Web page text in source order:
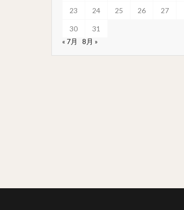
23 24 25 26 27
30
31
« 7月
8月 »